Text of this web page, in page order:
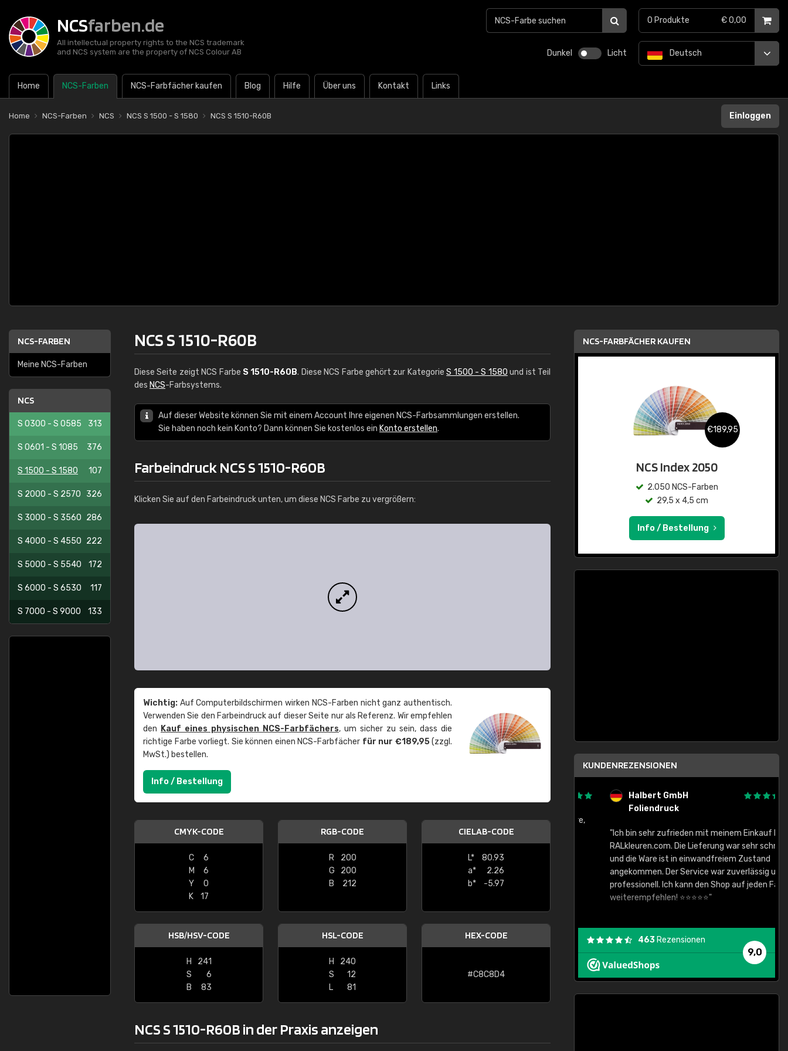
NCSfarben.de
All intellectual property rights to the NCS trademark
and NCS system are the property of NCS Colour AB
Dunkel Licht
Home NCS-Farben NCS-Farbfächer kaufen Blog Hilfe Über uns Kontakt Links
Deutsch
0 Produkte € 0,00
Home NCS-Farben NCS NCS S 1500 - S 1580 NCS S 1510-R60B Einloggen
NCS-FARBEN
Meine NCS-Farben
NCS
S 0300 - S 0585 313
S 0601 - S 1085 376
S 1500 - S 1580 107
S 2000 - S 2570 326
S 3000 - S 3560 286
S 4000 - S 4550 222
S 5000 - S 5540 172
S 6000 - S 6530 117
S 7000 - S 9000 133
NCS S 1510-R60B
Diese Seite zeigt NCS Farbe S 1510-R60B. Diese NCS Farbe gehört zur KategorieS 1500 - S 1580 und ist Teil
des NCS-Farbsystems.
Auf dieser Website können Sie mit einem Account Ihre eigenen NCS-Farbsammlungen erstellen.
Sie haben noch kein Konto? Dann können Sie kostenlos ein Konto erstellen.
Farbeindruck NCS S 1510-R60B
Klicken Sie auf den Farbeindruck unten, um diese NCS Farbe zu vergrößern:
Wichtig: Auf Computerbildschirmen wirken NCS-Farben nicht ganz authentisch.
Verwenden Sie den Farbeindruck auf dieser Seite nur als Referenz. Wir empfehlen
den Kauf eines physischen NCS-Farbfächers, um sicher zu sein, dass die
richtige Farbe vorliegt. Sie können einen NCS-Farbfächer für nur €189,95(zzgl.
MwSt.) bestellen.
Info / Bestellung
CMYK-CODE
C
6
M
6
Y
0
K
17
RGB-CODE
R
200
G
200
B
212
CIELAB-CODE
L*
80.93
a*
2.26
b*
-5.97
HSB/HSV-CODE
H
241
S
6
B
83
HSL-CODE
H
240
S
12
L
81
HEX-CODE
#C8C8D4
NCS S 1510-R60B in der Praxis anzeigen
NCS-FARBFÄCHER KAUFEN
€189,95
NCS Index 2050
2.050 NCS-Farben
29,5 x 4,5 cm
Info / Bestellung
KUNDENREZENSIONEN
"Alles so, wie man es sich wünscht, gute Ware,
schnelle Lieferung."
Halbert GmbH
Foliendruck
"Ich bin sehr zufrieden mit meinem Einkauf bei
RALkleuren.com. Die Lieferung war sehr schnell
und die Ware ist in einwandfreiem Zustand
angekommen. Der Service war zuverlässig und
professionell. Ich kann den Shop auf jeden Fall
weiterempfehlen! ⭐⭐⭐⭐⭐"
9,0
463 Rezensionen